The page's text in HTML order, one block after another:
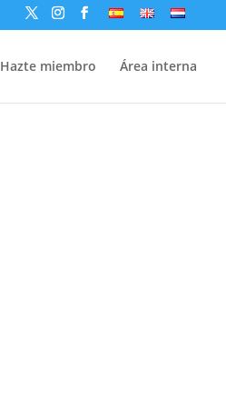
Hazte miembro Área interna